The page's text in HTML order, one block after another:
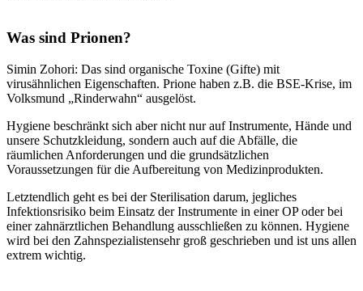
Was sind Prionen?
Simin Zohori: Das sind organische Toxine (Gifte) mit
virusähnlichen Eigenschaften. Prione haben z.B. die BSE-Krise, im
Volksmund „Rinderwahn“ ausgelöst.
Hygiene beschränkt sich aber nicht nur auf Instrumente, Hände und
unsere Schutzkleidung, sondern auch auf die Abfälle, die
räumlichen Anforderungen und die grundsätzlichen
Voraussetzungen für die Aufbereitung von Medizinprodukten.
Letztendlich geht es bei der Sterilisation darum, jegliches
Infektionsrisiko beim Einsatz der Instrumente in einer OP oder bei
einer zahnärztlichen Behandlung ausschließen zu können. Hygiene
wird bei den Zahnspezialistensehr groß geschrieben und ist uns allen
extrem wichtig.